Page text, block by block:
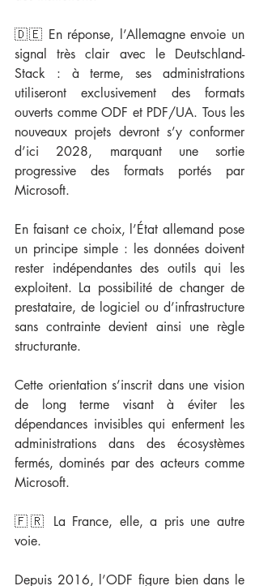
🇩🇪 En réponse, l’Allemagne envoie un
signal très clair avec le Deutschland-
Stack : à terme, ses administrations
utiliseront exclusivement des formats
ouverts comme ODF et PDF/UA. Tous les
nouveaux projets devront s’y conformer
d’ici 2028, marquant une sortie
progressive des formats portés par
Microsoft.
En faisant ce choix, l’État allemand pose
un principe simple : les données doivent
rester indépendantes des outils qui les
exploitent. La possibilité de changer de
prestataire, de logiciel ou d’infrastructure
sans contrainte devient ainsi une règle
structurante.
Cette orientation s’inscrit dans une vision
de long terme visant à éviter les
dépendances invisibles qui enferment les
administrations dans des écosystèmes
fermés, dominés par des acteurs comme
Microsoft.
🇫🇷 La France, elle, a pris une autre
voie.
Depuis 2016, l’ODF figure bien dans le